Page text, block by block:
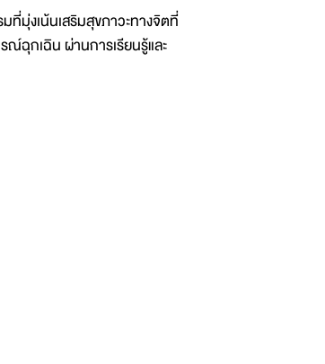
ที่มุ่งเน้นเสริมสุขภาวะทางจิตที่
ฉุกเฉิน ผ่านการเรียนรู้และ